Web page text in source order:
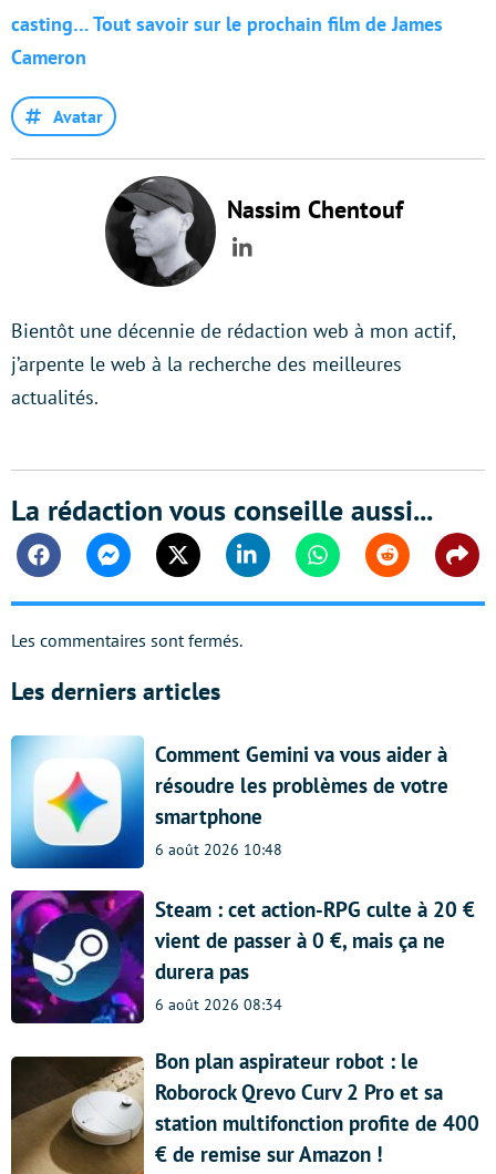
casting… Tout savoir sur le prochain film de James
Cameron
Avatar
Nassim Chentouf
LinkedIn
Bientôt une décennie de rédaction web à mon actif,
j’arpente le web à la recherche des meilleures
actualités.
La rédaction vous conseille aussi...
FacebookMessengerTwitter Linkedin WhatsappReddit
Les commentaires sont fermés.
Les derniers articles
Comment Gemini va vous aider à
résoudre les problèmes de votre
smartphone
6 août 2026 10:48
Steam : cet action-RPG culte à 20 €
vient de passer à 0 €, mais ça ne
durera pas
6 août 2026 08:34
Bon plan aspirateur robot : le
Roborock Qrevo Curv 2 Pro et sa
station multifonction profite de 400
€ de remise sur Amazon !